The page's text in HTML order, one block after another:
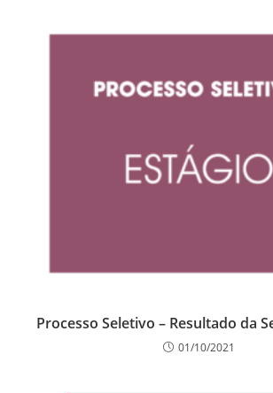
Processo Seletivo – Resultado da
01/10/2021